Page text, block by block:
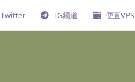
Twitter TG频道 便宜VPS